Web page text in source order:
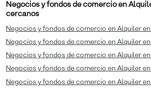
Negocios y fondos de comercio en
cercanos
Negocios y fondos de comercio en Alquiler
Negocios y fondos de comercio en Alquiler
Negocios y fondos de comercio en Alquiler
Negocios y fondos de comercio en Alquiler
Negocios y fondos de comercio en Alquiler